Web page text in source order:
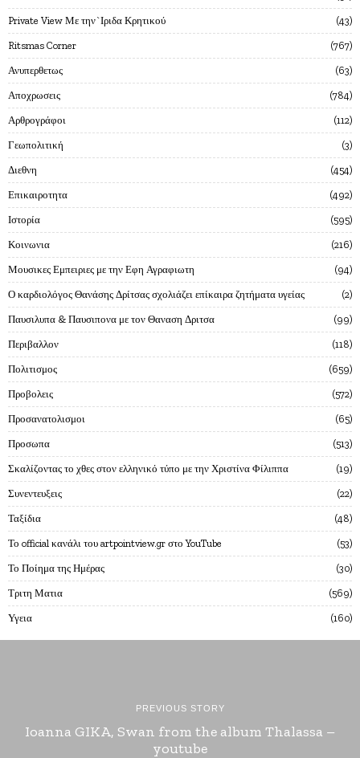
Private View Με την`Ιριδα Κρητικού 43
Ritsmas Corner 767
Ανυπερθετως 63
Αποχρωσεις 784
Αρθρογράφοι 112
Γεωπολιτική 3
Διεθνη 454
Επικαιροτητα 492
Ιστορία 595
Κοινωνια 216
Μουσικες Εμπειριες με την Εφη Αγραφιωτη 94
Ο καρδιολόγος Θανάσης Δρίτσας σχολιάζει επίκαιρα ζητήματα υγείας 2
Παυσιλυπα & Παυσιπονα με τον Θαναση Δριτσα 99
Περιβαλλον 118
Πολιτισμος 659
Προβολεις 572
Προσανατολισμοι 65
Προσωπα 513
Σκαλίζοντας το χθες στον ελληνικό τύπο με την Χριστίνα Φίλιππα 19
Συνεντευξεις 22
Ταξίδια 48
Το official κανάλι του artpointview.gr στο YouTube 53
Το Ποίημα της Ημέρας 30
Τριτη Ματια 569
Υγεια 160
PREVIOUS STORY
Ioanna GIKA, Swan from the album Thalassa –
youtube